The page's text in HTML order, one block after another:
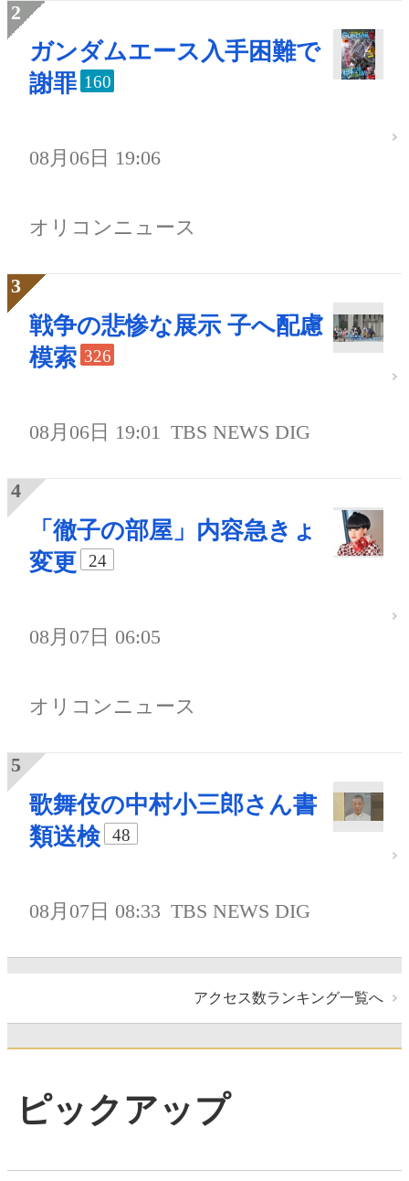
ガンダムエース入手困難で
謝罪 160
08月06日 19:06
オリコンニュース
戦争の悲惨な展示 子へ配慮
模索 326
08月06日 19:01 TBS NEWS DIG
「徹子の部屋」内容急きょ
変更
24
08月07日 06:05
オリコンニュース
歌舞伎の中村小三郎さん書
類送検
48
08月07日 08:33 TBS NEWS DIG
アクセス数ランキング一覧へ
ピックアップ